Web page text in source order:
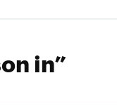
in”